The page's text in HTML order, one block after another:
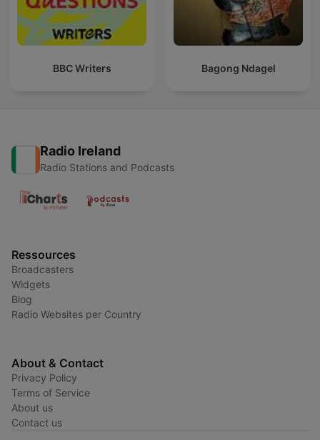
BBC Writers Bagong Ndagel
Radio Ireland
Radio Stations and Podcasts
Ressources
Broadcasters
Widgets
Blog
Radio Websites per Country
About & Contact
Privacy Policy
Terms of Service
About us
Contact us